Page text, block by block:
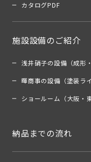
カタログPDF
施設設備のご紹介
浅井硝子の設備（成形
暉商事の設備（塗装ラ
ショールーム（大阪・
納品までの流れ